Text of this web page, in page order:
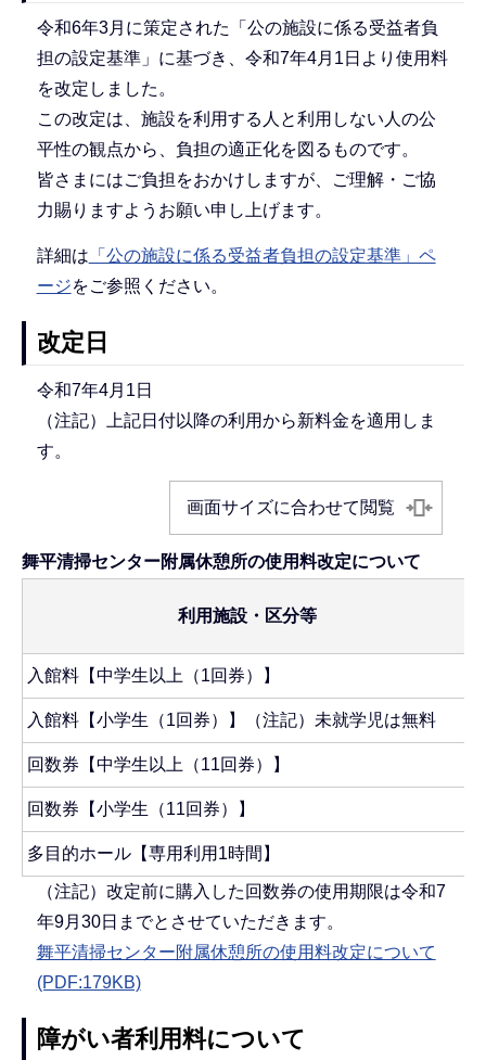
令和6年3月に策定された「公の施設に係る受益者負
担の設定基準」に基づき、令和7年4月1日より使用料
を改定しました。
この改定は、施設を利用する人と利用しない人の公
平性の観点から、負担の適正化を図るものです。
皆さまにはご負担をおかけしますが、ご理解・ご協
力賜りますようお願い申し上げます。
詳細は 「公の施設に係る受益者負担の設定基準」ペ
ージをご参照ください。
改定日
令和7年4月1日
（注記）上記日付以降の利用から新料金を適用しま
す。
画面サイズに合わせて閲覧
舞平清掃センター附属休憩所の使用料改定について
利用施設・区分等
入館料【中学生以上（1回券）】
入館料【小学生（1回券）】（注記）未就学児は無料
回数券【中学生以上（11回券）】
回数券【小学生（11回券）】
多目的ホール【専用利用1時間】
（注記）改定前に購入した回数券の使用期限は令和7
年9月30日までとさせていただきます。
舞平清掃センター附属休憩所の使用料改定について
(PDF:179KB)
障がい者利用料について